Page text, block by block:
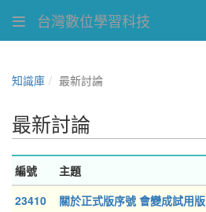
台灣數位學習科技
知識庫 最新討論
最新討論
編號 主題
23410
關於正式版序號 會變成試用版